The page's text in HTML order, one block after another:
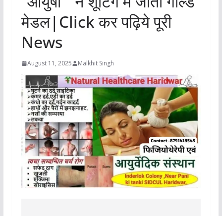
मेडल|Click कर पढ़िये पूरी
News
August 11, 2025 Malkhit Singh